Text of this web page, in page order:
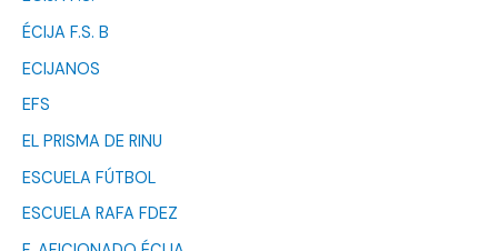
ÉCIJA F.S. B
ECIJANOS
EFS
EL PRISMA DE RINU
ESCUELA FÚTBOL
ESCUELA RAFA FDEZ